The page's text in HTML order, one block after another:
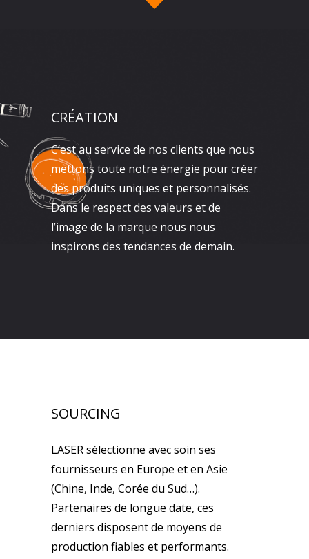
CRÉATION
C’est au service de nos clients que nous
mettons toute notre énergie pour créer
des produits uniques et personnalisés.
Dans le respect des valeurs et de
l’image de la marque nous nous
inspirons des tendances de demain.
SOURCING
LASER sélectionne avec soin ses
fournisseurs en Europe et en Asie
(Chine, Inde, Corée du Sud…).
Partenaires de longue date, ces
derniers disposent de moyens de
production fiables et performants.